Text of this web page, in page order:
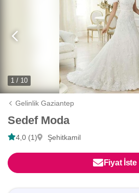
1 / 10
Gelinlik Gaziantep
Sedef Moda
4,0 (1) Şehitkamil
Fiyat İste